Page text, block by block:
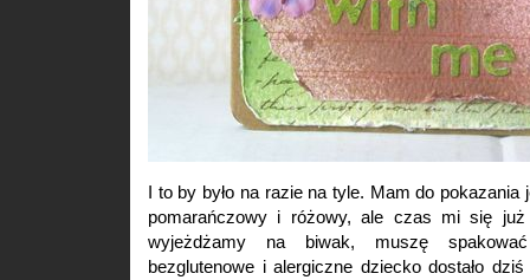
I to by było na razie na tyle. Mam do
pomarańczowy i różowy, ale czas mi się już
wyjeżdżamy na biwak, muszę
bezglutenowe i alergiczne dziecko dostało